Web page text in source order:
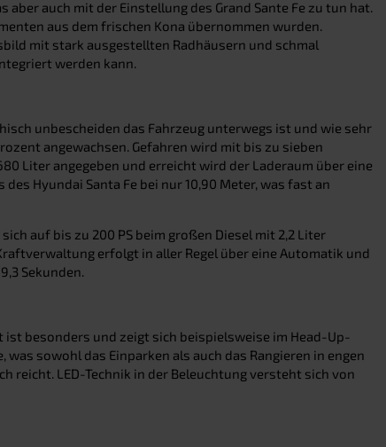
auch mit der Einstellung des Grand Sante Fe zu tun hat.
aus dem frischen Kona übernommen wurden.
mit stark ausgestellten Radhäusern und schmal
werden kann.
unbescheiden das Fahrzeug unterwegs ist und wie sehr
angewachsen. Gefahren wird mit bis zu sieben
Liter angegeben und erreicht wird der Laderaum über eine
Hyundai Santa Fe bei nur 10,90 Meter, was fast an
auf bis zu 200 PS beim großen Diesel mit 2,2 Liter
erfolgt in aller Regel über eine Automatik und
Sekunden.
ist besonders und zeigt sich beispielsweise im Head-Up-
sowohl das Einparken als auch das Rangieren in engen
reicht. LED-Technik in der Beleuchtung versteht sich von